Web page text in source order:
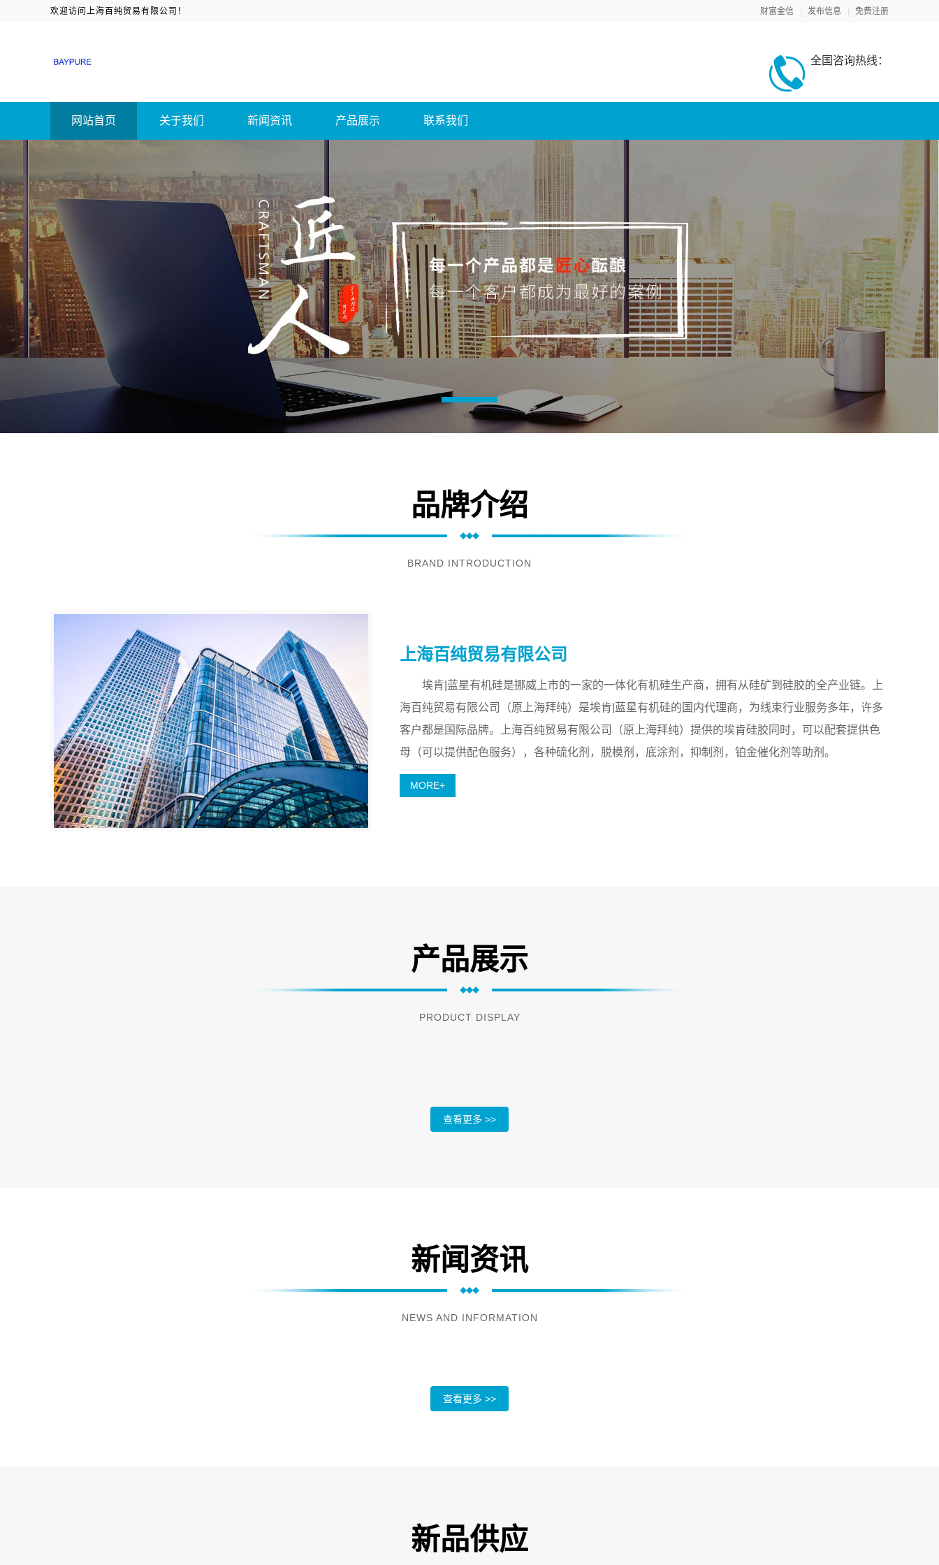
欢迎访问上海百纯贸易有限公司！ 财富金信 发布信息 免费注册
全国咨询热线：
网站首页 关于我们 新闻资讯 产品展示 联系我们
品牌介绍
BRAND INTRODUCTION
上海百纯贸易有限公司
埃肯|蓝星有机硅是挪威上市的一家的一体化有机硅生产商，拥有从硅矿到硅胶的全产业链。上
海百纯贸易有限公司（原上海拜纯）是埃肯|蓝星有机硅的国内代理商，为线束行业服务多年，许多
客户都是国际品牌。上海百纯贸易有限公司（原上海拜纯）提供的埃肯硅胶同时，可以配套提供色
母（可以提供配色服务），各种硫化剂，脱模剂，底涂剂，抑制剂，铂金催化剂等助剂。
MORE+
产品展示
PRODUCT DISPLAY
查看更多 >>
新闻资讯
NEWS AND INFORMATION
查看更多 >>
新品供应